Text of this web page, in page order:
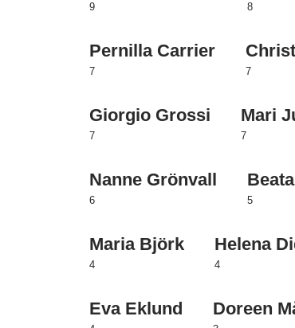
9 8
Pernilla Carrier
7 7
Giorgio Grossi
7
Mari
7
Nanne Grönvall
6 5
Maria Björk
4
Helena
4
Eva Eklund Doreen